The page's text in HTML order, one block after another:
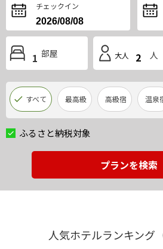
チェックイン
1 部屋 大人 2 人
すべて 最高級 高級宿 温泉
ふるさと納税対象
プランを検索
人気ホテルランキング